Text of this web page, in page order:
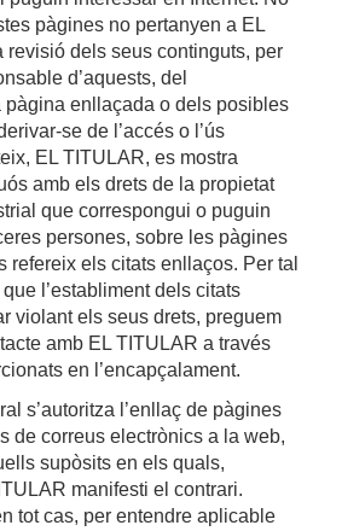
pàgines no pertanyen a EL
revisió dels seus continguts, per
d’aquests, del
pàgina enllaçada o dels posibles
se de l’accés o l’ús
EL TITULAR, es mostra
amb els drets de la propietat
que correspongui o puguin
persones, sobre les pàgines
refereix els citats enllaços. Per tal
l’establiment dels citats
violant els seus drets, preguem
amb EL TITULAR a través
en l’encapçalament.
s’autoritza l’enllaç de pàgines
de correus electrònics a la web,
supòsits en els quals,
manifesti el contrari.
tot cas, per entendre aplicable